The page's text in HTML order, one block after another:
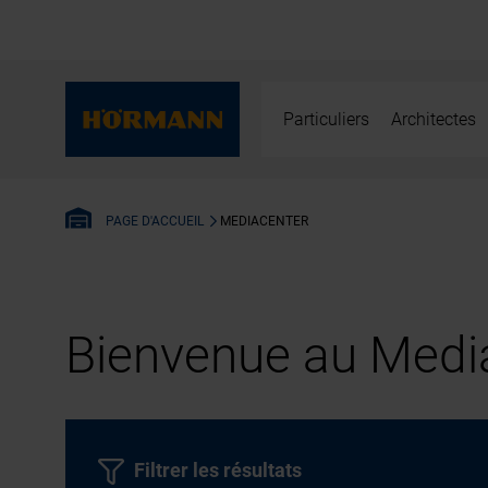
Particuliers Architectes
PAGE D'ACCUEIL MEDIACENTER
Bienvenue au
Filtrer les résultats